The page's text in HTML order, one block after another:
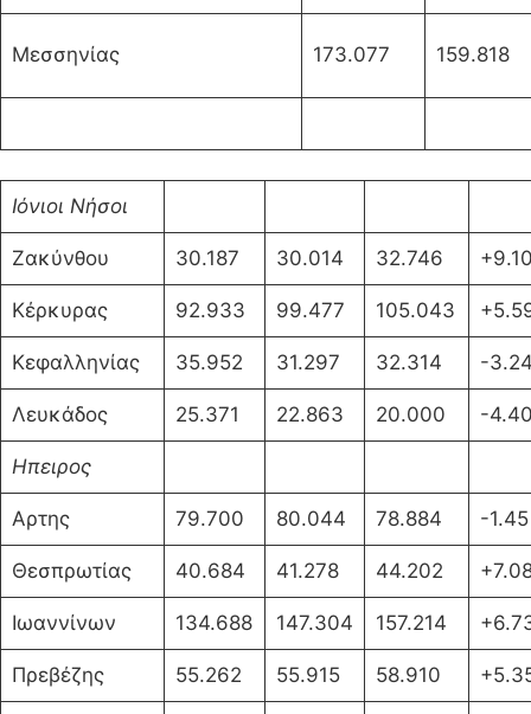
Μεσσηνίας 173.077 159.818
Ιόνιοι Νήσοι
Ζακύνθου 30.187 30.014 32.746
Κέρκυρας 92.933 99.477 105.043
Κεφαλληνίας 35.952 31.297 32.314 -
Λευκάδος 25.371 22.863 20.000 -
Ηπειρος
Αρτης 79.700 80.044 78.884 -1.45
Θεσπρωτίας 40.684 41.278 44.202
Ιωαννίνων 134.688 147.304 157.214
Πρεβέζης 55.262 55.915 58.910